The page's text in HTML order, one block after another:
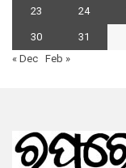
23 24
30
31
« Dec Feb »